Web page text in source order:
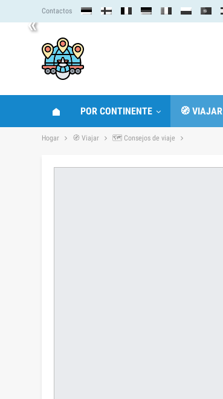
« Contactos
POR CONTINENTE 🧭 VIAJAR
Hogar 🧭 Viajar 🗺 Consejos de viaje